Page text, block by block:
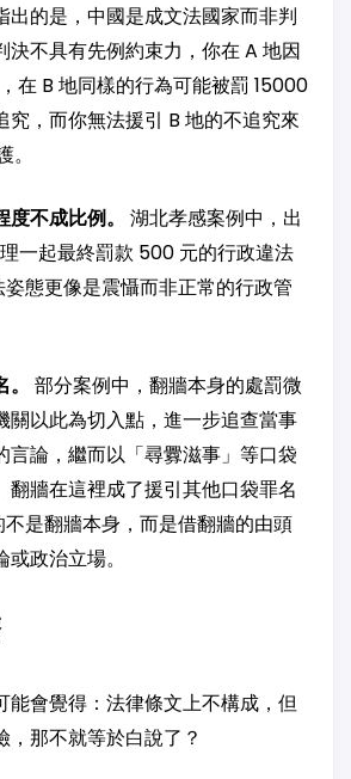
出的是，中國是成文法國家而非判
決不具有先例約束力，你在 A 地因
在 B 地同樣的行為可能被罰 15000
究，而你無法援引 B 地的不追究來
不成比例。
湖北孝感案例中，出
一起最終罰款 500 元的行政違法
態更像是震懾而非正常的行政管
部分案例中，翻牆本身的處罰微
關以此為切入點，進一步追查當事
言論，繼而以「尋釁滋事」等口袋
翻牆在這裡成了援引其他口袋罪名
是翻牆本身，而是借翻牆的由頭
政治立場。
能會覺得：法律條文上不構成，但
，那不就等於白說了？